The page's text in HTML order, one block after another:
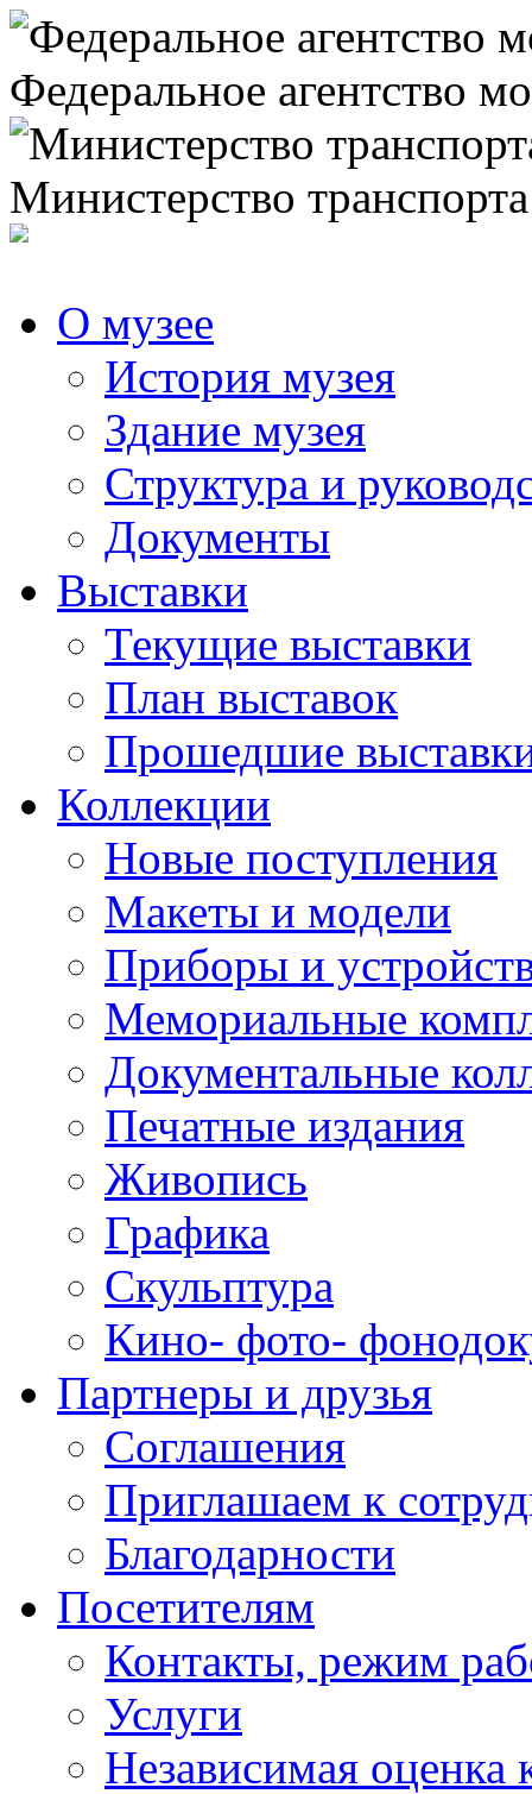
Федеральное агентство
Министерство
О музее
История музея
Здание музея
Структура и
Документы
Выставки
Текущие выставки
План выставок
Прошедшие
Коллекции
Новые поступления
Макеты и модели
Приборы и
Мемориальные
Документальные
Печатные издания
Живопись
Графика
Скульптура
Кино- фото-
Партнеры и друзья
Соглашения
Приглашаем к
Благодарности
Посетителям
Контакты, режим
Услуги
Независимая оценка